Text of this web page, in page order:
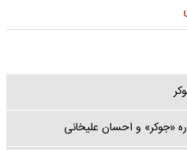
«جوکر» و احسان علیخانی